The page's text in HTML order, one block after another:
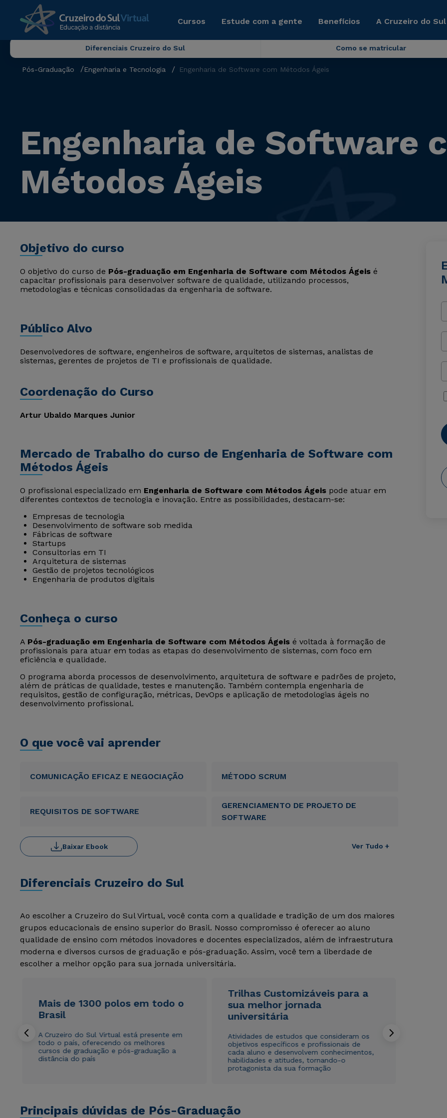
Cursos Estude com a gente Benefícios A Cruzeiro do
Diferenciais Cruzeiro do Sul Como se matricular
Pós-Graduação Engenharia e Tecnologia Engenharia de Software com Métodos Ágeis
Engenharia de Software
Métodos Ágeis
Objetivo do curso
O objetivo do curso de Pós-graduação em Engenharia de Software com Métodos Ágeis é
capacitar profissionais para desenvolver software de qualidade, utilizando processos,
metodologias e técnicas consolidadas da engenharia de software.
Público Alvo
Desenvolvedores de software, engenheiros de software, arquitetos de sistemas, analistas de
sistemas, gerentes de projetos de TI e profissionais de qualidade.
Coordenação do Curso
Artur Ubaldo Marques Junior
Mercado de Trabalho do curso de Engenharia de Software com
Métodos Ágeis
O profissional especializado em Engenharia de Software com Métodos Ágeis pode atuar em
diferentes contextos de tecnologia e inovação. Entre as possibilidades, destacam-se:
Empresas de tecnologia
Desenvolvimento de software sob medida
Fábricas de software
Startups
Consultorias em TI
Arquitetura de sistemas
Gestão de projetos tecnológicos
Engenharia de produtos digitais
Conheça o curso
A Pós-graduação em Engenharia de Software com Métodos Ágeis é voltada à formação de
profissionais para atuar em todas as etapas do desenvolvimento de sistemas, com foco em
eficiência e qualidade.
O programa aborda processos de desenvolvimento, arquitetura de software e padrões de projeto,
além de práticas de qualidade, testes e manutenção. Também contempla engenharia de
requisitos, gestão de configuração, métricas, DevOps e aplicação de metodologias ágeis no
desenvolvimento profissional.
O que você vai aprender
COMUNICAÇÃO EFICAZ E NEGOCIAÇÃO MÉTODO SCRUM
REQUISITOS DE SOFTWARE
GERENCIAMENTO DE PROJETO DE
SOFTWARE
Ver Tudo +
Baixar Ebook
Diferenciais Cruzeiro do Sul
Ao escolher a Cruzeiro do Sul Virtual, você conta com a qualidade e tradição de um dos maiores
grupos educacionais de ensino superior do Brasil. Nosso compromisso é oferecer ao aluno
qualidade de ensino com métodos inovadores e docentes especializados, além de infraestrutura
moderna e diversos cursos de graduação e pós-graduação. Assim, você tem a liberdade de
escolher a melhor opção para sua jornada universitária.
Mais de 1300 polos em todo o
Brasil
A Cruzeiro do Sul Virtual está presente em
todo o país, oferecendo os melhores
cursos de graduação e pós-graduação a
distância do país
Trilhas Customizáveis para a
sua melhor jornada
universitária
Atividades de estudos que consideram os
objetivos específicos e profissionais de
cada aluno e desenvolvem conhecimentos,
habilidades e atitudes, tornando-o
protagonista da sua formação
Principais dúvidas de Pós-Graduação
Rápido e fácil
WhatsApp
Rápido e fácil
WhatsApp